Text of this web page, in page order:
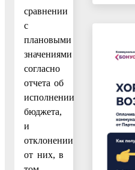
сравнении
с
плановыми
значениями
согласно
отчета об
исполнении
бюджета,
и
отклонении
от них, в